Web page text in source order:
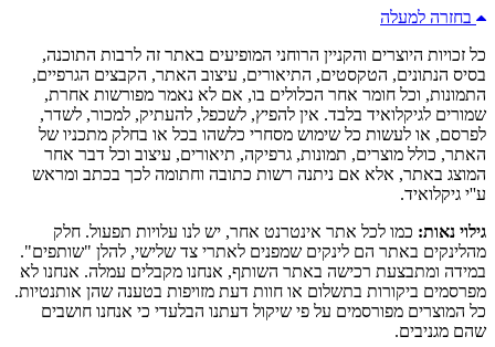
בחזרה למעלה
כל זכויות היוצרים והקניין הרוחני המופיעים באתר זה לרבות התוכנה,
בסיס הנתונים, הטקסטים, התיאורים, עיצוב האתר, הקבצים הגרפיים,
התמונות, וכל חומר אחר הכלולים בו, אם לא נאמר מפורשות אחרת,
שמורים לגיקלואיד בלבד. אין להפיץ, לשכפל, להעתיק, למכור, לשדר,
לפרסם, או לעשות כל שימוש מסחרי כלשהו בכל או בחלק מתכניו של
האתר, כולל מוצרים, תמונות, גרפיקה, תיאורים, עיצוב וכל דבר אחר
המוצג באתר, אלא אם ניתנה רשות כתובה וחתומה לכך בכתב ומראש
ע''י גיקלואיד.
גילוי נאות: כמו לכל אתר אינטרנט אחר, יש לנו עלויות תפעול. חלק
מהלינקים באתר הם לינקים שמפנים לאתרי צד שלישי, להלן "שותפים".
במידה ומתבצעת רכישה באתר השותף, אנחנו מקבלים עמלה. אנחנו לא
מפרסמים ביקורות בתשלום או חוות דעת מזויפות בטענה שהן אותנטיות.
כל המוצרים מפורסמים על פי שיקול דעתנו הבלעדי כי אנחנו חושבים
שהם מגניבים.